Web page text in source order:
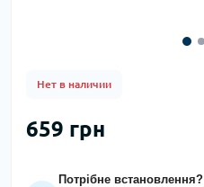
Нет в наличии
659 грн
Потрібне встановлення?